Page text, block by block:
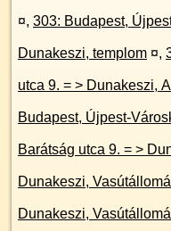
¤, 303: Budapest,
Dunakeszi, templom ¤,
utca 9. = >
Budapest, Újpest-Városkapu
Dunakeszi, Vasútállomás = > Repülőtér = >
Dunakeszi, Vasútállomás = > Horányi RÉV =